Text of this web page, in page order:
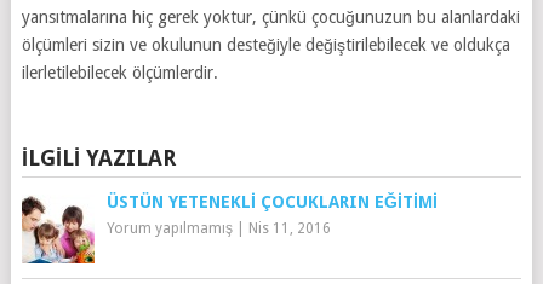
yansıtmalarına hiç gerek yoktur, çünkü çocuğunuzun bu alanlardaki
ölçümleri sizin ve okulunun desteğiyle değiştirilebilecek ve oldukça
ilerletilebilecek ölçümlerdir.
İLGILI YAZILAR
ÜSTÜN YETENEKLI ÇOCUKLARIN EĞITIMI
Yorum yapılmamış| Nis 11, 2016